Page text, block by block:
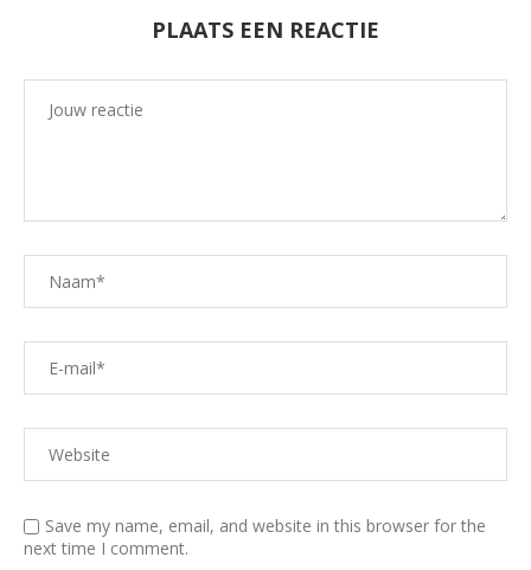
PLAATS EEN REACTIE
Save my name, email, and website in this browser for the
next time I comment.